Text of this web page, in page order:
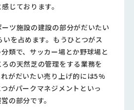
じております。
ツ施設の建設の部分がだいたい
を占めます。もうひとつがス
類で、サッカー場とか野球場と
の天然芝の管理をする業務を
がだいたい売り上げ的には5%
がパークマネジメントといっ
の部分です。